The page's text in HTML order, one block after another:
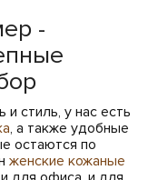
-
стиль, у нас есть
, а также удобные
остаются по
женские кожаные